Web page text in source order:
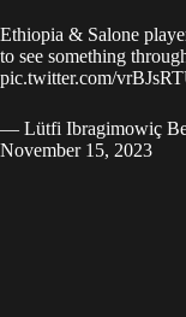
Ethiopia & Salone
to see something
pic.twitter.com/
— Lütfi Ibragimowiç
November 15, 2023